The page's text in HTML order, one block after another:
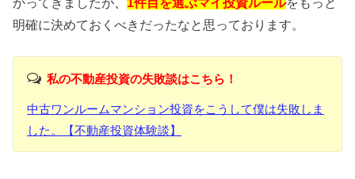
明確に決めておくべきだったなと思っております。
私の不動産投資の失敗談はこちら！
中古ワンルームマンション投資をこうして僕は失敗しま
した。【不動産投資体験談】